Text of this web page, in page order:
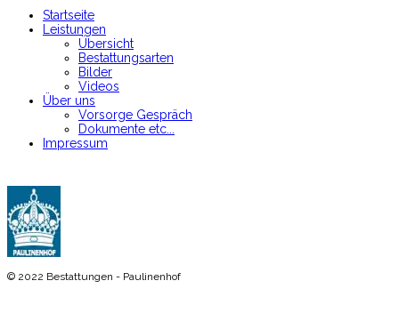
Startseite
Leistungen
Übersicht
Bestattungsarten
Bilder
Videos
Über uns
Vorsorge Gespräch
Dokumente etc...
Impressum
© 2022 Bestattungen - Paulinenhof